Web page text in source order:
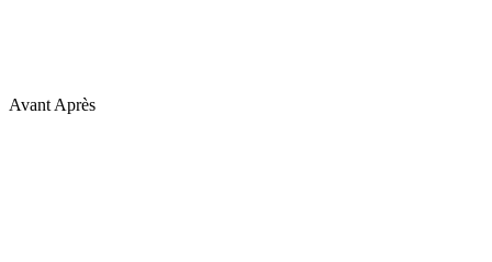
Avant Après